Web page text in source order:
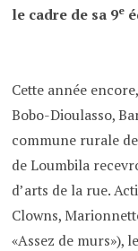
le cadre de sa 9e
Cette année
Bobo-Dioulasso,
commune rurale
de Loumbila
d’arts de la rue.
Clowns,
«Assez de murs»),